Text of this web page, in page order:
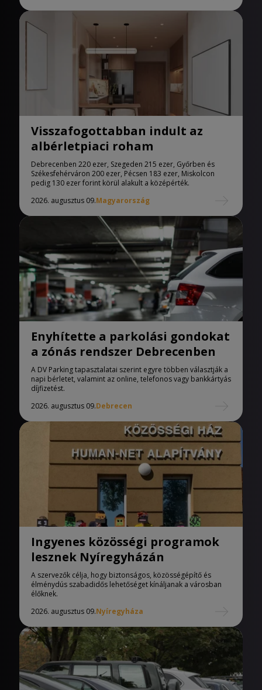
Visszafogottabban indult az
albérletpiaci roham
Debrecenben 220 ezer, Szegeden 215 ezer, Győrben és
Székesfehérváron 200 ezer, Pécsen 183 ezer, Miskolcon
pedig 130 ezer forint körül alakult a középérték.
2026. augusztus 09.Magyarország
Enyhítette a parkolási gondokat
a zónás rendszer Debrecenben
A DV Parking tapasztalatai szerint egyre többen választják a
napi bérletet, valamint az online, telefonos vagy bankkártyás
díjfizetést.
2026. augusztus 09.Debrecen
Ingyenes közösségi programok
lesznek Nyíregyházán
A szervezők célja, hogy biztonságos, közösségépítő és
élménydús szabadidős lehetőséget kínáljanak a városban
élőknek.
2026. augusztus 09.Nyíregyháza